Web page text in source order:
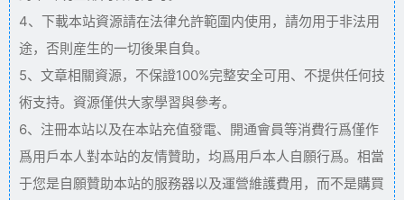
4、下載本站資源請在法律允許範圍内使用，請勿用于非法用
途，否則産生的一切後果自負。
5、文章相關資源，不保證100%完整安全可用、不提供任何技
術支持。資源僅供大家學習與參考。
6、注冊本站以及在本站充值發電、開通會員等消費行爲僅作
爲用戶本人對本站的友情贊助，均爲用戶本人自願行爲。相當
于您是自願贊助本站的服務器以及運營維護費用，而不是購買